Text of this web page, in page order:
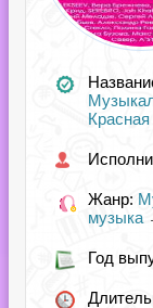
Жанр:
музыка
Год